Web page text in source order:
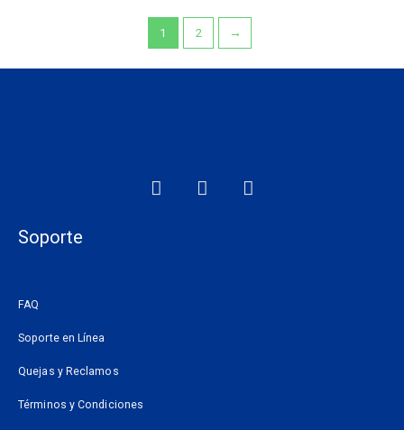
1 2 →
F
a
I
n
W
h
Soporte
FAQ
Soporte en Línea
Quejas y Reclamos
Términos y Condiciones